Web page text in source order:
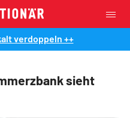
verdoppeln ++
sieht